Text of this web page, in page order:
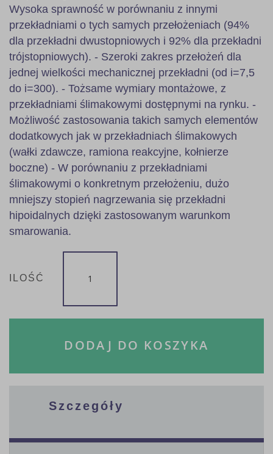
Wysoka sprawność w porównaniu z innymi
przekładniami o tych samych przełożeniach (94%
dla przekładni dwustopniowych i 92% dla przekładni
trójstopniowych). - Szeroki zakres przełożeń dla
jednej wielkości mechanicznej przekładni (od i=7,5
do i=300). - Tożsame wymiary montażowe, z
przekładniami ślimakowymi dostępnymi na rynku. -
Możliwość zastosowania takich samych elementów
dodatkowych jak w przekładniach ślimakowych
(wałki zdawcze, ramiona reakcyjne, kołnierze
boczne) - W porównaniu z przekładniami
ślimakowymi o konkretnym przełożeniu, dużo
mniejszy stopień nagrzewania się przekładni
hipoidalnych dzięki zastosowanym warunkom
smarowania.
ILOŚĆ
DODAJ DO KOSZYKA
Szczegóły